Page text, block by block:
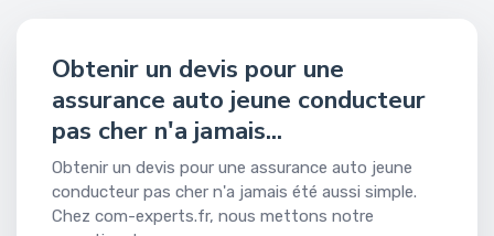
Obtenir un devis pour une
assurance auto jeune conducteur
pas cher n'a jamais...
Obtenir un devis pour une assurance auto jeune
conducteur pas cher n'a jamais été aussi simple.
Chez com-experts.fr, nous mettons notre